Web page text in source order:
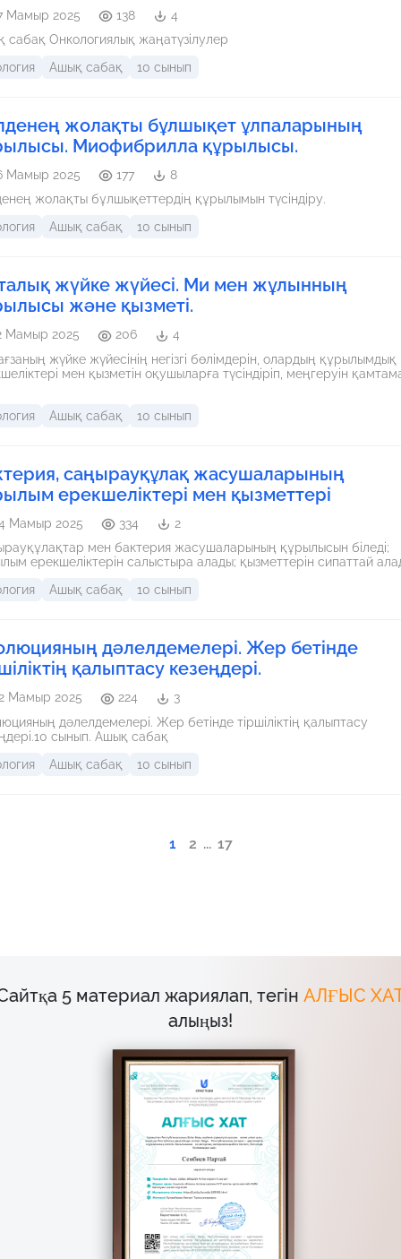
Мамыр 2025 138
4
сабақ Онкологиялық жаңатүзілулер
Ашық сабақ 10 сынып
жолақты бұлшықет ұлпаларының
Миофибрилла құрылысы.
Мамыр 2025 177
8
жолақты бұлшықеттердің құрылымын түсіндіру.
Ашық сабақ 10 сынып
жүйке жүйесі. Ми мен жұлынның
және қызметі.
Мамыр 2025 206
4
жүйке жүйесінің негізгі бөлімдерін, олардың құрылымдық
мен қызметін оқушыларға түсіндіріп, меңгеруін
Ашық сабақ 10 сынып
саңырауқұлақ жасушаларының
ерекшеліктері мен қызметтері
Мамыр 2025 334
2
мен бактерия жасушаларының құрылысын біледі;
ерекшеліктерін салыстыра алады; қызметтерін сипаттай
Ашық сабақ 10 сынып
дәлелдемелері. Жер бетінде
қалыптасу кезеңдері.
Мамыр 2025 224
3
дәлелдемелері. Жер бетінде тіршіліктің қалыптасу
сынып. Ашық сабақ
Ашық сабақ 10 сынып
1 2 ... 17
5 материал жариялап, тегін АЛҒЫС
алыңыз!